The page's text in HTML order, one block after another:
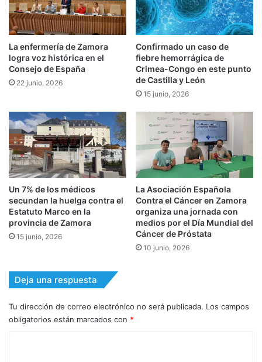
La enfermería de Zamora
logra voz histórica en el
Consejo de España
22 junio, 2026
Confirmado un caso de
fiebre hemorrágica de
Crimea-Congo en este punto
de Castilla y León
15 junio, 2026
Un 7% de los médicos
secundan la huelga contra el
Estatuto Marco en la
provincia de Zamora
15 junio, 2026
La Asociación Española
Contra el Cáncer en Zamora
organiza una jornada con
medios por el Día Mundial del
Cáncer de Próstata
10 junio, 2026
Deja una respuesta
Tu dirección de correo electrónico no será publicada. Los campos
obligatorios están marcados con *